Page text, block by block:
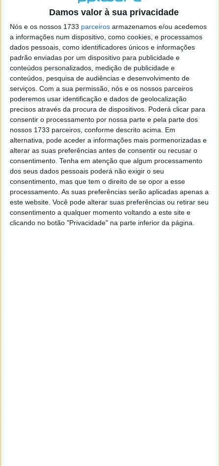
Damos valor à sua privacidade
Nós e os nossos 1733 parceiros armazenamos e/ou acedemos
a informações num dispositivo, como cookies, e processamos
dados pessoais, como identificadores únicos e informações
padrão enviadas por um dispositivo para publicidade e
conteúdos personalizados, medição de publicidade e
conteúdos, pesquisa de audiências e desenvolvimento de
serviços. Com a sua permissão, nós e os nossos parceiros
poderemos usar identificação e dados de geolocalização
precisos através da procura de dispositivos. Poderá clicar para
consentir o processamento por nossa parte e pela parte dos
nossos 1733 parceiros, conforme descrito acima. Em
alternativa, pode aceder a informações mais pormenorizadas e
alterar as suas preferências antes de consentir ou recusar o
consentimento. Tenha em atenção que algum processamento
dos seus dados pessoais poderá não exigir o seu
consentimento, mas que tem o direito de se opor a esse
processamento. As suas preferências serão aplicadas apenas a
este website. Você pode alterar suas preferências ou retirar seu
consentimento a qualquer momento voltando a este site e
clicando no botão "Privacidade" na parte inferior da página.
Este novo emoji de estilo Fluent lançado no
Windows 11 hoje parece pessoal e familiar,
dois dos nossos princípios de design do
Windows 11.
Escreveu a Microsoft numa publicação no seu blog
onde destaca o retorno de Clippy e a importância do
uso de emoji na comunicação.
Uma equipa de designers de emoji, gestores
de programa, especialistas em fontes e
programadores focados na criação deste novo
sistema de emoji. De paletas de cores a
recursos modulares, os designers
desenvolveram um sistema que se
dimensionaria para o amplo conjunto de
emojis Unicode.
O Windows 11 agora oferece um emoji mais
moderno e expressivo para usar nas suas